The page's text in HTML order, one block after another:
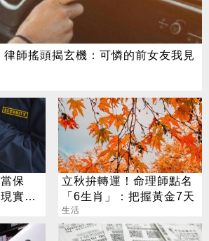
師搖頭揭玄機：可憐的前女友我見
保
實：
立秋拚轉運！命理師點名
「6生肖」：把握黃金7天
生活